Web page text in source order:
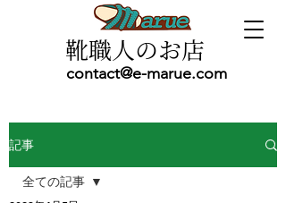
contact@e-marue.com
靴職人のお店
記事
全ての記事